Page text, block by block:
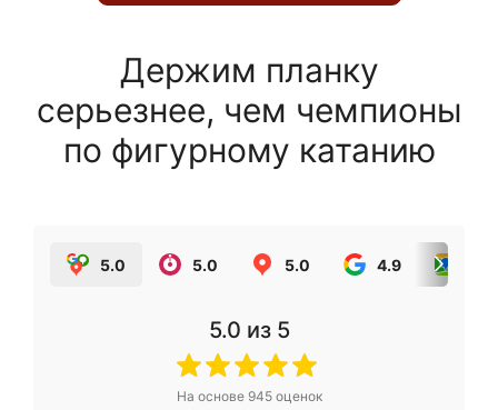
Держим планку
серьезнее, чем чемпионы
по фигурному катанию
5.0 5.0 5.0 4.9
5.0 из 5
На основе 945оценок